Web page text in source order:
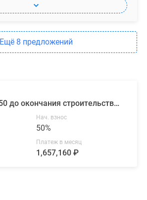
Ещё 8 предложений
Рассрочка 50/50 до окончания строительства от ГК «ПСК»
Нач. взнос
50%
Платеж в месяц
1,657,160 ₽